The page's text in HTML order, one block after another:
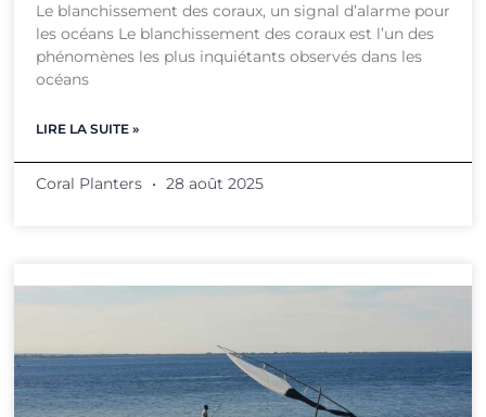
Le blanchissement des coraux, un signal d’alarme pour
les océans Le blanchissement des coraux est l’un des
phénomènes les plus inquiétants observés dans les
océans
LIRE LA SUITE »
Coral Planters 28 août 2025